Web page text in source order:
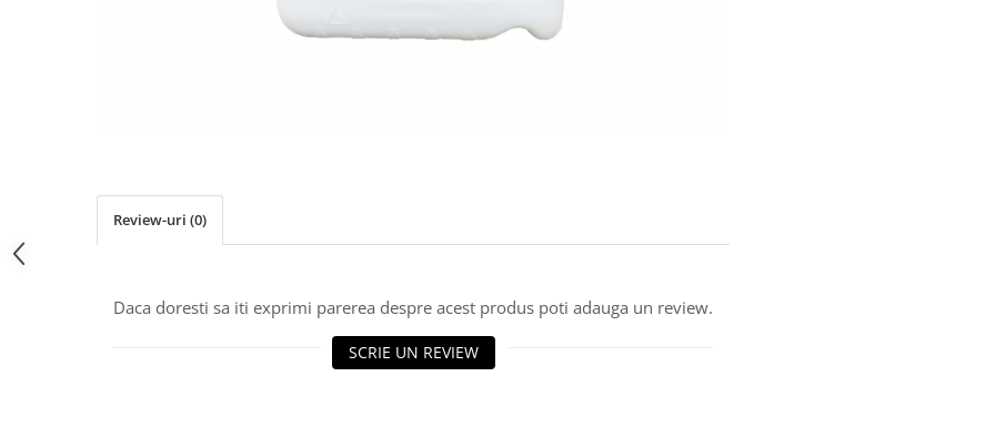
Review-uri (0)
Daca doresti sa iti exprimi parerea despre acest produs poti adauga un review.
SCRIE UN REVIEW